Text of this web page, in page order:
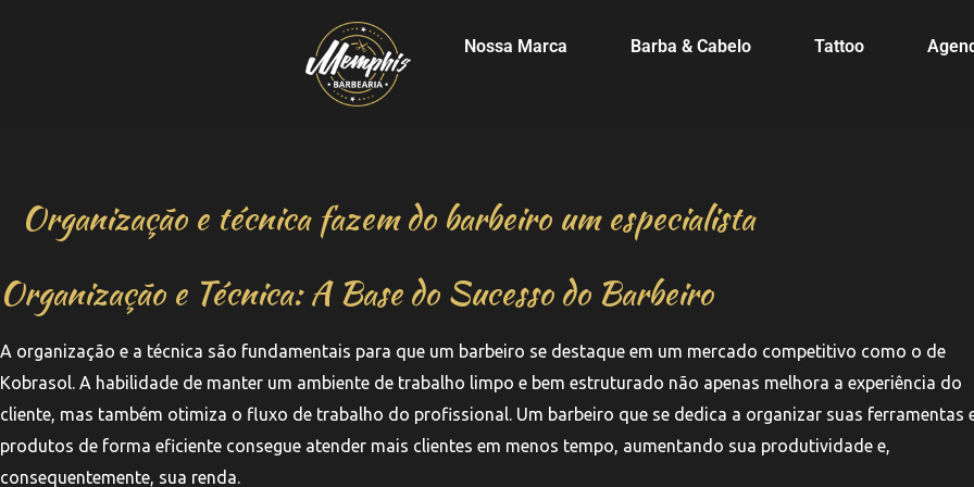
Nossa Marca Barba & Cabelo Tattoo
Organização e técnica fazem do barbeiro um especialista
Organização e Técnica: A Base do Sucesso do Barbeiro
A organização e a técnica são fundamentais para que um barbeiro se destaque em um mercado competitivo como o de
Kobrasol. A habilidade de manter um ambiente de trabalho limpo e bem estruturado não apenas melhora a experiência do
cliente, mas também otimiza o fluxo de trabalho do profissional. Um barbeiro que se dedica a organizar suas ferramentas
produtos de forma eficiente consegue atender mais clientes em menos tempo, aumentando sua produtividade e,
consequentemente, sua renda.